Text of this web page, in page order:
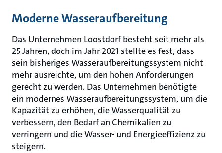
Moderne Wasseraufbereitung
Das Unternehmen Loostdorf besteht seit mehr als
25 Jahren, doch im Jahr 2021 stellte es fest, dass
sein bisheriges Wasseraufbereitungssystem nicht
mehr ausreichte, um den hohen Anforderungen
gerecht zu werden. Das Unternehmen benötigte
ein modernes Wasseraufbereitungssystem, um die
Kapazität zu erhöhen, die Wasserqualität zu
verbessern, den Bedarf an Chemikalien zu
verringern und die Wasser- und Energieeffizienz zu
steigern.